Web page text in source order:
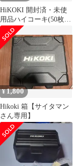
HiKOKI 開封済・未使
用品ハイコーキ(50枚
入)No.152
¥1,800
Hikoki 箱【サイタマン
さん専用】